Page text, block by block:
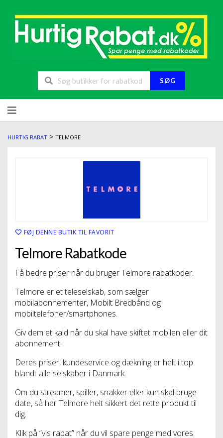
SØG
HURTIG RABAT > TELMORE
FØJ DENNE BUTIK TIL FAVORIT
Telmore Rabatkode
Få bedre priser når du bruger Telmore rabatkoder.
Telmore er et teleselskab, som sælger
mobilabonnementer, Mobilt Bredbånd og
mobiltelefoner/smartphones.
Giv dem et kald når du skal have skiftet mobilen eller dit
abonnement.
Deres priser, kundeservice og dækning er helt i top
blandt alle selskaber i Danmark.
Om du streamer, spiller, snakker eller kun skal bruge
date, så har Telmore helt sikkert det rette produkt til
dig.
Klik på “vis rabat” når du vil spare penge med vores